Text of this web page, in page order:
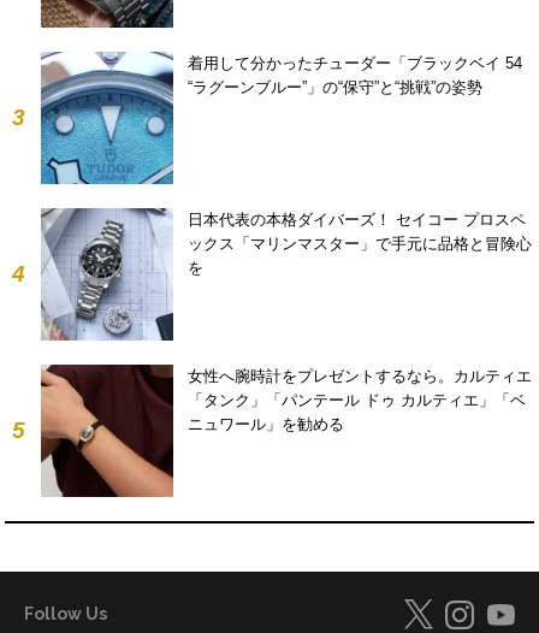
3
着用して分かったチューダー「ブラックベイ 54
“ラグーンブルー”」の“保守”と“挑戦”の姿勢
4
日本代表の本格ダイバーズ！ セイコー プロスペ
ックス「マリンマスター」で手元に品格と冒険心
を
5
女性へ腕時計をプレゼントするなら。カルティエ
「タンク」「パンテール ドゥ カルティエ」「ベ
ニュワール」を勧める
Follow Us